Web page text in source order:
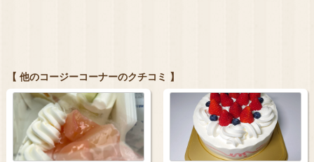
【 他のコージーコーナーのクチコミ 】